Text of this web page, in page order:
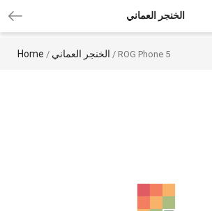
الخنجر العماني
Home / الخنجر العماني / ROG Phone 5